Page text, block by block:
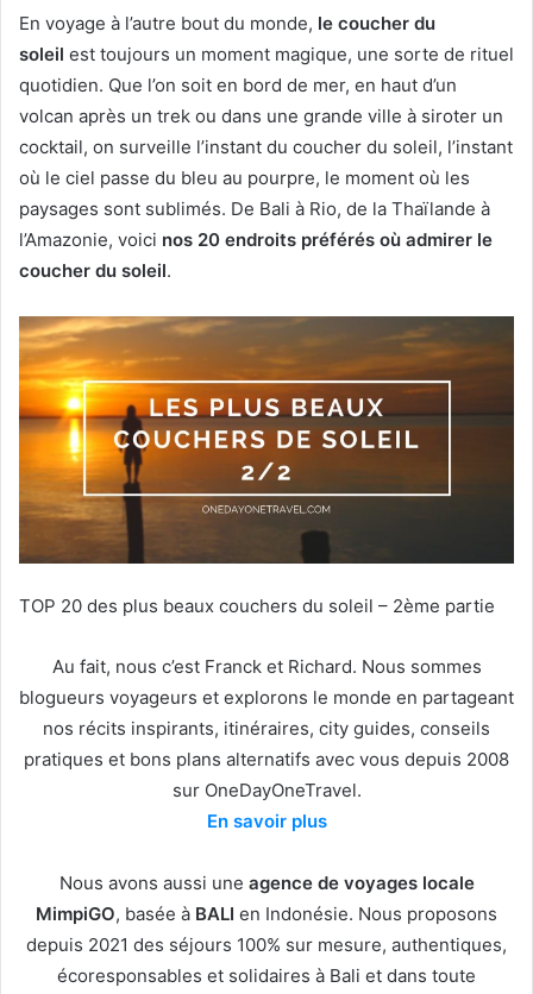
En voyage à l’autre bout du monde, le coucher du
soleil est toujours un moment magique, une sorte de rituel
quotidien. Que l’on soit en bord de mer, en haut d’un
volcan après un trek ou dans une grande ville à siroter un
cocktail, on surveille l’instant du coucher du soleil, l’instant
où le ciel passe du bleu au pourpre, le moment où les
paysages sont sublimés. De Bali à Rio, de la Thaïlande à
l’Amazonie, voici nos 20 endroits préférés où admirer le
coucher du soleil.
TOP 20 des plus beaux couchers du soleil – 2ème partie
Au fait, nous c’est Franck et Richard. Nous sommes
blogueurs voyageurs et explorons le monde en partageant
nos récits inspirants, itinéraires, city guides, conseils
pratiques et bons plans alternatifs avec vous depuis 2008
sur OneDayOneTravel.
En savoir plus
Nous avons aussi une agence de voyages locale
MimpiGO, basée à BALI en Indonésie. Nous proposons
depuis 2021 des séjours 100% sur mesure, authentiques,
écoresponsables et solidaires à Bali et dans toute